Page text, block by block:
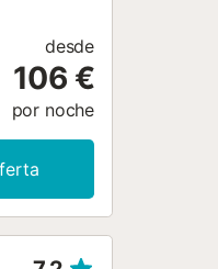
desde
106 €
por noche